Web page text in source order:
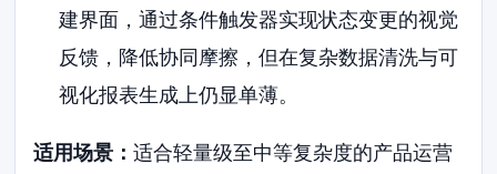
建界面，通过条件触发器实现状态变更的视觉
反馈，降低协同摩擦，但在复杂数据清洗与可
视化报表生成上仍显单薄。
适用场景：适合轻量级至中等复杂度的产品运营